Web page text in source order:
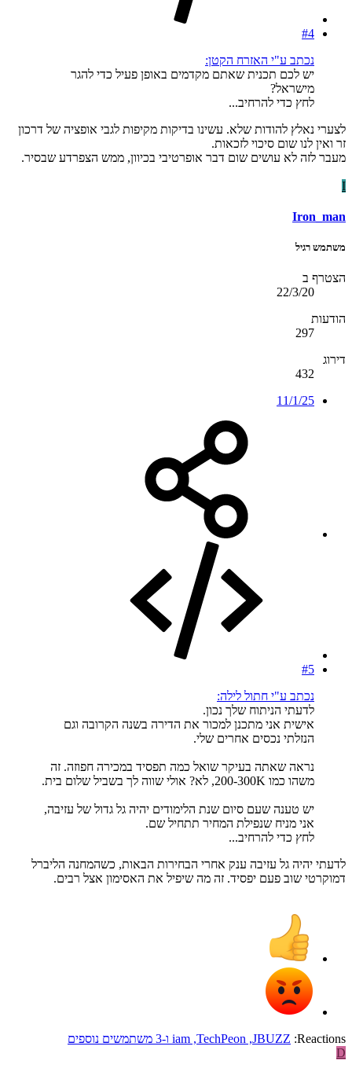
#4
נכתב ע"י האזרח הקטן:
יש לכם תכנית שאתם מקדמים באופן פעיל כדי להגר
מישראל?
לחץ כדי להרחיב...
לצערי נאלץ להודות שלא. עשינו בדיקות מקיפות לגבי אופציה של דרכון
זר ואין לנו שום סיכוי לזכאות.
מעבר לזה לא עושים שום דבר אופרטיבי בכיוון, ממש הצפרדע שבסיר.
I
Iron_man
משתמש רגיל
הצטרף ב
22/3/20
הודעות
297
דירוג
432
11/1/25
#5
נכתב ע"י חתול לילה:
לדעתי הניתוח שלך נכון.
אישית אני מתכנן למכור את הדירה בשנה הקרובה וגם
הנזלתי נכסים אחרים שלי.
נראה שאתה בעיקר שואל כמה תפסיד במכירה חפוזה. זה
משהו כמו 200-300K, לא? אולי שווה לך בשביל שלום בית.
יש טענה שעם סיום שנת הלימודים יהיה גל גדול של עזיבה,
אני מניח שנפילת המחיר תתחיל שם.
לחץ כדי להרחיב...
לדעתי יהיה גל עזיבה ענק אחרי הבחירות הבאות, כשהמחנה הליברל
דמוקרטי שוב פעם יפסיד. זה מה שיפיל את האסימון אצל רבים.
Reactions:
JBUZZ
,
TechPeon
,
iam ו-3 משתמשים נוספים
D